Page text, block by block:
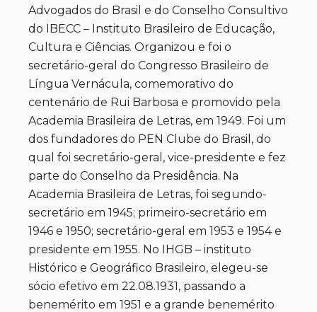
Advogados do Brasil e do Conselho Consultivo
do IBECC – Instituto Brasileiro de Educação,
Cultura e Ciências. Organizou e foi o
secretário-geral do Congresso Brasileiro de
Língua Vernácula, comemorativo do
centenário de Rui Barbosa e promovido pela
Academia Brasileira de Letras, em 1949. Foi um
dos fundadores do PEN Clube do Brasil, do
qual foi secretário-geral, vice-presidente e fez
parte do Conselho da Presidência. Na
Academia Brasileira de Letras, foi segundo-
secretário em 1945; primeiro-secretário em
1946 e 1950; secretário-geral em 1953 e 1954 e
presidente em 1955. No IHGB – instituto
Histórico e Geográfico Brasileiro, elegeu-se
sócio efetivo em 22.08.1931, passando a
benemérito em 1951 e a grande benemérito